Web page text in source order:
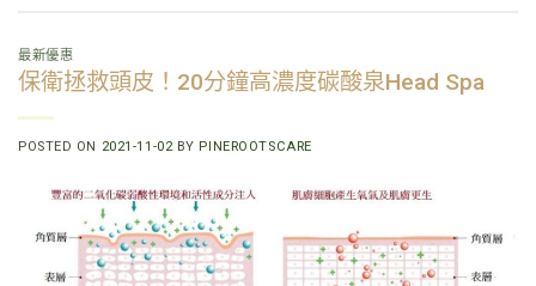
最新優惠
保衛拯救頭皮！20分鐘高濃度碳酸泉Head Spa
POSTED ON 2021-11-02BY PINEROOTSCARE